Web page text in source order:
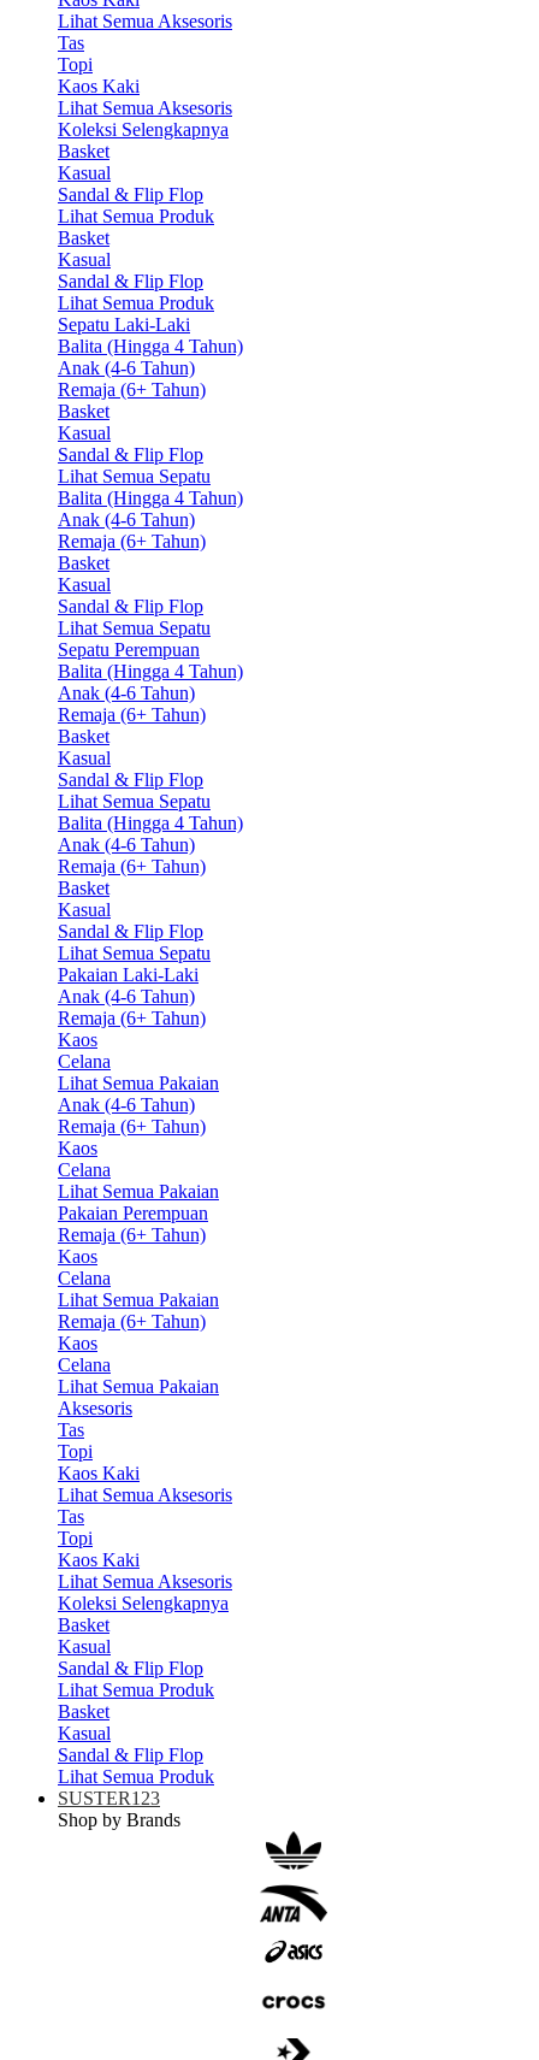
Lihat Semua Aksesoris
Tas
Topi
Kaos Kaki
Lihat Semua Aksesoris
Koleksi Selengkapnya
Basket
Kasual
Sandal & Flip Flop
Lihat Semua Produk
Basket
Kasual
Sandal & Flip Flop
Lihat Semua Produk
Sepatu Laki-Laki
Balita (Hingga 4 Tahun)
Anak (4-6 Tahun)
Remaja (6+ Tahun)
Basket
Kasual
Sandal & Flip Flop
Lihat Semua Sepatu
Balita (Hingga 4 Tahun)
Anak (4-6 Tahun)
Remaja (6+ Tahun)
Basket
Kasual
Sandal & Flip Flop
Lihat Semua Sepatu
Sepatu Perempuan
Balita (Hingga 4 Tahun)
Anak (4-6 Tahun)
Remaja (6+ Tahun)
Basket
Kasual
Sandal & Flip Flop
Lihat Semua Sepatu
Balita (Hingga 4 Tahun)
Anak (4-6 Tahun)
Remaja (6+ Tahun)
Basket
Kasual
Sandal & Flip Flop
Lihat Semua Sepatu
Pakaian Laki-Laki
Anak (4-6 Tahun)
Remaja (6+ Tahun)
Kaos
Celana
Lihat Semua Pakaian
Anak (4-6 Tahun)
Remaja (6+ Tahun)
Kaos
Celana
Lihat Semua Pakaian
Pakaian Perempuan
Remaja (6+ Tahun)
Kaos
Celana
Lihat Semua Pakaian
Remaja (6+ Tahun)
Kaos
Celana
Lihat Semua Pakaian
Aksesoris
Tas
Topi
Kaos Kaki
Lihat Semua Aksesoris
Tas
Topi
Kaos Kaki
Lihat Semua Aksesoris
Koleksi Selengkapnya
Basket
Kasual
Sandal & Flip Flop
Lihat Semua Produk
Basket
Kasual
Sandal & Flip Flop
Lihat Semua Produk
SUSTER123
Shop by Brands